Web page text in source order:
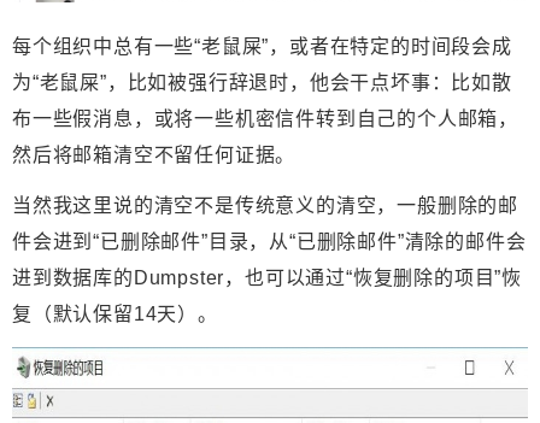
每个组织中总有一些“老鼠屎”，或者在特定的时间段会成
为“老鼠屎”，比如被强行辞退时，他会干点坏事：比如散
布一些假消息，或将一些机密信件转到自己的个人邮箱，
然后将邮箱清空不留任何证据。
当然我这里说的清空不是传统意义的清空，一般删除的邮
件会进到“已删除邮件”目录，从“已删除邮件”清除的邮件会
进到数据库的Dumpster，也可以通过“恢复删除的项目”恢
复（默认保留14天）。